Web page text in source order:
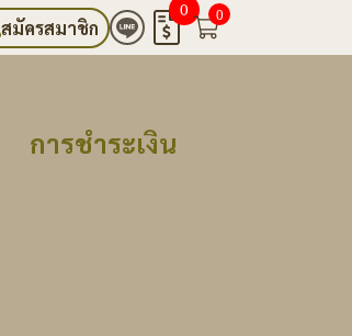
สมัครสมาชิก
0 0
การชำระเงิน